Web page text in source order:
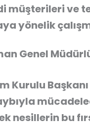
müşterileri ve
yönelik
Genel
Kurulu
nesillerin bu